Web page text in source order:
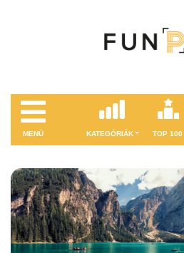
MENÜ KATEGÓRIÁK TOP 100